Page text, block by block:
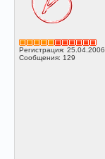
Регистрация: 25.04.2006
Сообщения: 129